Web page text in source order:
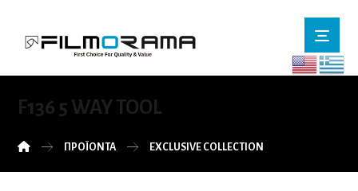
F136 5 WAY TOOL
ΠΡΟΪΌΝΤΑ EXCLUSIVE COLLECTION